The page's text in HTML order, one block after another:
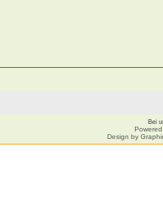
Bei
Design by